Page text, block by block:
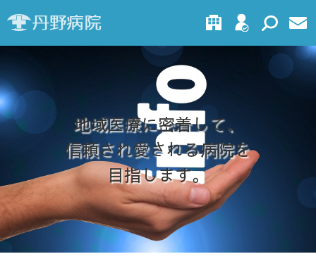
地域医療に密着して、
信頼され愛される病院を
目指します。